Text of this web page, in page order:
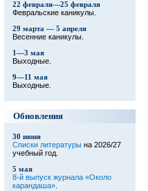
22 февраля—25 февраля
Февральские каникулы.
29 марта — 5 апреля
Весенние каникулы.
1—3 мая
Выходные.
9—11 мая
Выходные.
Обновления
30 июня
Списки литературына 2026/27
учебный год.
5 мая
8-й выпуск журнала «Около
карандаша».